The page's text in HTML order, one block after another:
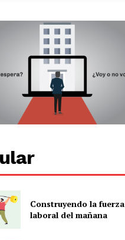
Construyendo la fuerza
laboral del mañana